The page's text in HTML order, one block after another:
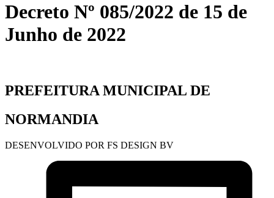
Decreto Nº 085/2022 de 15 de
Junho de 2022
PREFEITURA MUNICIPAL DE
NORMANDIA
DESENVOLVIDO POR FS DESIGN BV